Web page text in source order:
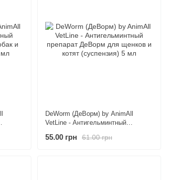
DeWorm (ДеВорм) by AnimAll
VetLine - Антигельминтный
котят (суспензия) 5 мл
61.00 грн
55.00 грн